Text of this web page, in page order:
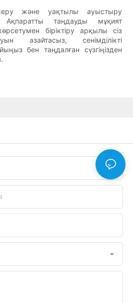
және уақтылы ауыстыру
Ақпаратты таңдауды мұқият
біріктіру арқылы сіз
азайтасыз, сенімділікті
бен таңдалған сүзгіңізден